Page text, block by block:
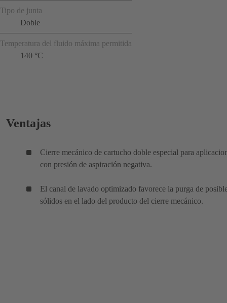
Tipo de junta
Doble
Temperatura del fluido máxima permitida
140 °C
Ventajas
Cierre mecánico de cartucho doble especial para
con presión de aspiración negativa.
El canal de lavado optimizado favorece la purga de
sólidos en el lado del producto del cierre mecánico.